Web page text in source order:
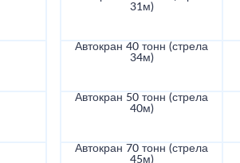
31м)
Автокран 40 тонн (стрела
34м)
Автокран 50 тонн (стрела
40м)
Автокран 70 тонн (стрела
45м)